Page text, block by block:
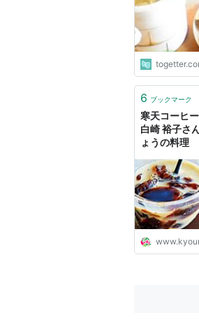
6 ブックマーク
寒天コーヒ
白崎 裕子さ
ょうの料理